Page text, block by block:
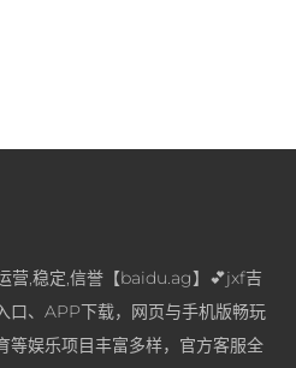
营,稳定,信誉【baidu.ag】💕jxf吉
口、APP下载，网页与手机版畅玩
等娱乐项目丰富多样，官方客服全